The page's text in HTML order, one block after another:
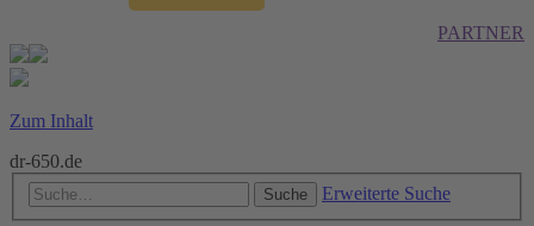
PARTNER
Zum Inhalt
dr-650.de
Suche Erweiterte Suche